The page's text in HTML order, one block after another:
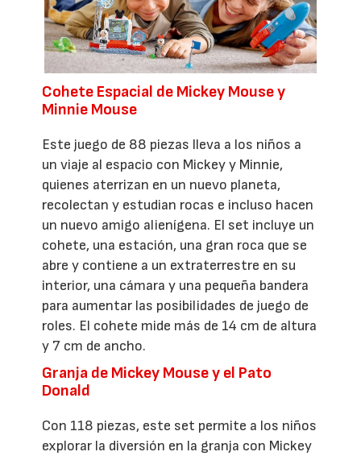
Cohete Espacial de Mickey Mouse y
Minnie Mouse
Este juego de 88 piezas lleva a los niños a
un viaje al espacio con Mickey y Minnie,
quienes aterrizan en un nuevo planeta,
recolectan y estudian rocas e incluso hacen
un nuevo amigo alienígena. El set incluye un
cohete, una estación, una gran roca que se
abre y contiene a un extraterrestre en su
interior, una cámara y una pequeña bandera
para aumentar las posibilidades de juego de
roles. El cohete mide más de 14 cm de altura
y 7 cm de ancho.
Granja de Mickey Mouse y el Pato
Donald
Con 118 piezas, este set permite a los niños
explorar la diversión en la granja con Mickey